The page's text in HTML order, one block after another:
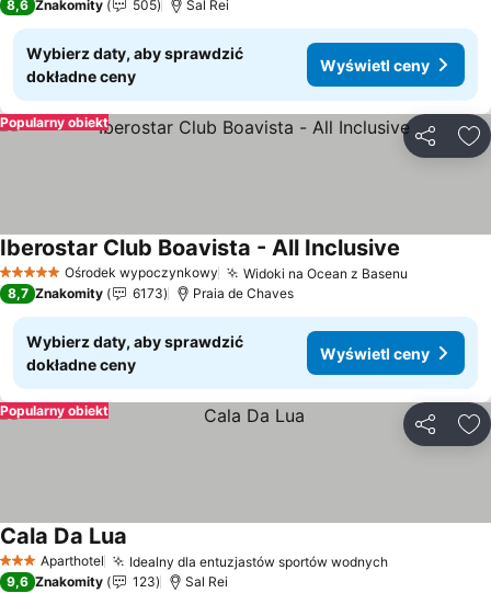
8,6 Znakomity 505 Sal Rei
Wybierz daty, aby sprawdzić
dokładne ceny
Wyświetl ceny
Popularny obiekt
5 KategoriaOśrodek wypoczynkowy Widoki na Ocean z Basenu
Iberostar Club Boavista - All Inclusive
8,7 Znakomity 6173 Praia de Chaves
Wybierz daty, aby sprawdzić
dokładne ceny
Wyświetl ceny
Popularny obiekt
3 KategoriaAparthotel Idealny dla entuzjastów sportów wodnychWyświetl
Cala Da Lua
9,6 Znakomity 123 Sal Rei